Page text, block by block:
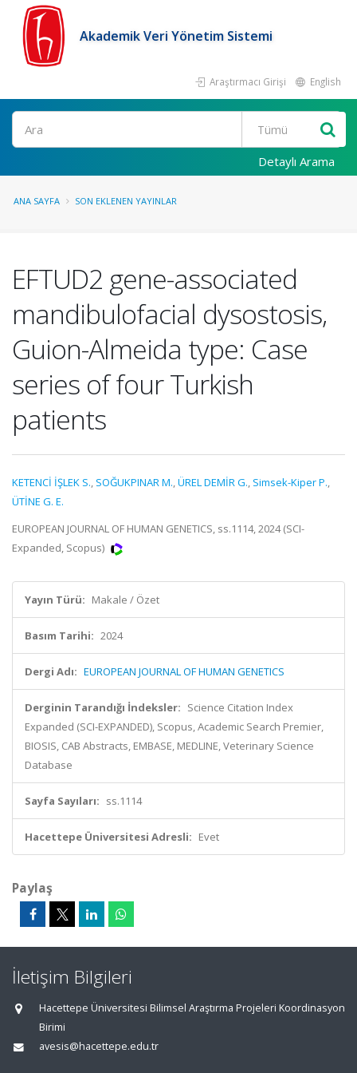
Akademik Veri Yönetim Sistemi
Araştırmacı Girişi English
Ara
Detaylı Arama
ANA SAYFA SON EKLENEN YAYINLAR
EFTUD2 gene-associated
mandibulofacial dysostosis,
Guion-Almeida type: Case
series of four Turkish
patients
KETENCİ İŞLEK S., SOĞUKPINAR M.,ÜREL DEMİR G., Simsek-Kiper P.,
ÜTİNE G. E.
EUROPEAN JOURNAL OF HUMAN GENETICS, ss.1114, 2024 (SCI-
Expanded, Scopus)
Yayın Türü: Makale / Özet
Basım Tarihi: 2024
Dergi Adı: EUROPEAN JOURNAL OF HUMAN GENETICS
Derginin Tarandığı İndeksler: Science Citation Index
Expanded (SCI-EXPANDED), Scopus, Academic Search Premier,
BIOSIS, CAB Abstracts, EMBASE, MEDLINE, Veterinary Science
Database
Sayfa Sayıları: ss.1114
Hacettepe Üniversitesi Adresli: Evet
Paylaş
İletişim Bilgileri
Hacettepe Üniversitesi Bilimsel Araştırma Projeleri Koordinasyon
Birimi
avesis@hacettepe.edu.tr